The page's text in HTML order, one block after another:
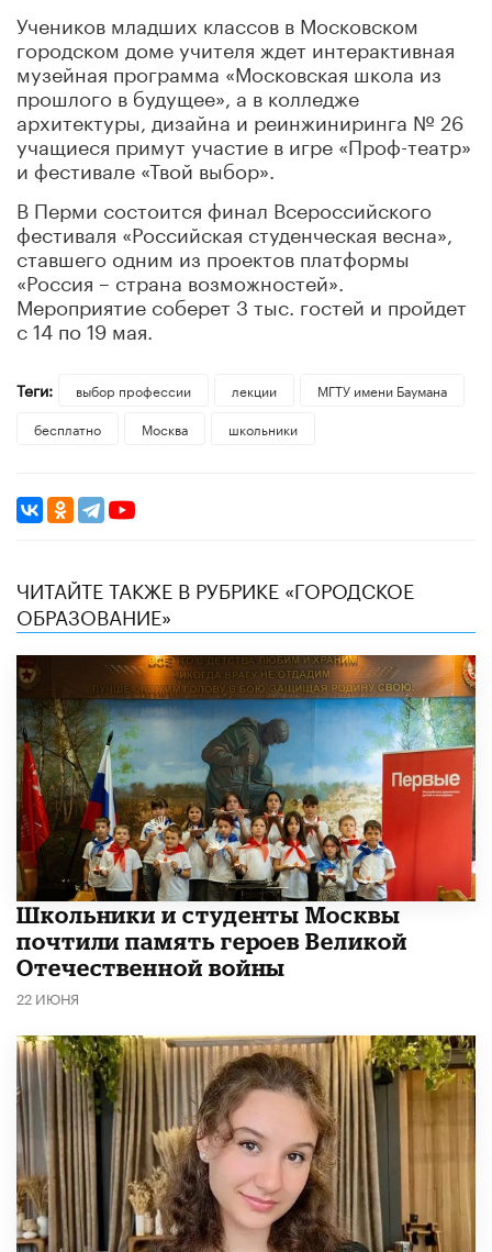
Учеников младших классов в Московском
городском доме учителя ждет интерактивная
музейная программа «Московская школа из
прошлого в будущее», а в колледже
архитектуры, дизайна и реинжиниринга № 26
учащиеся примут участие в игре «Проф-театр»
и фестивале «Твой выбор».
В Перми состоится финал Всероссийского
фестиваля «Российская студенческая весна»,
ставшего одним из проектов платформы
«Россия – страна возможностей».
Мероприятие соберет 3 тыс. гостей и пройдет
с 14 по 19 мая.
Теги: выбор профессии лекции
МГТУ имени Баумана
бесплатно
Москва школьники
ЧИТАЙТЕ ТАКЖЕ В РУБРИКЕ «ГОРОДСКОЕ
ОБРАЗОВАНИЕ»
Школьники и студенты Москвы
почтили память героев Великой
Отечественной войны
22 ИЮНЯ